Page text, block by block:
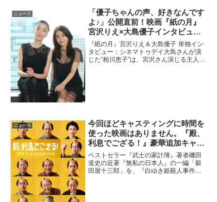
独で製作、劇場公開を果たし、12月20...
ニュース
「優子ちゃんの声、好きなんです
よ♪」公開直前！映画『紙の月』
宮沢りえ×大島優子インタビュ
ー。
『紙の月』宮沢りえ＆大島優子 単独イン
タビュー：シネマトゥデイ大島さんが演
じた“相川恵子”は、宮沢さん演じる主人公
ニュース
今回ほどキャスティングに時間を
使った映画はありません。『殿、
利息でござる！』豪華追加キャス
ト解禁＆扮装姿初披露
ベストセラー『武士の家計簿』著者磯田
道史の近著『無私の日本人』の一編「穀
田屋十三郎」を、『白ゆき姫殺人事件』